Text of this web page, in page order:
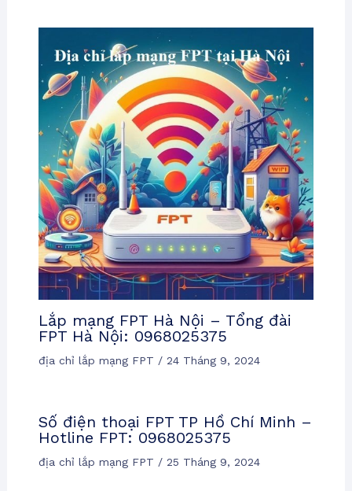
Lắp mạng FPT Hà Nội – Tổng đài
FPT Hà Nội: 0968025375
địa chỉ lắp mạng FPT / 24 Tháng 9, 2024
Số điện thoại FPT TP Hồ Chí Minh –
Hotline FPT: 0968025375
địa chỉ lắp mạng FPT / 25 Tháng 9, 2024